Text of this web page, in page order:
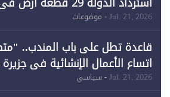
وقبول طعن الحكومة جزئيًا (1)
Jul. 21, 2026- موضوعات
قاعدة تطل على باب المندب..
اتساع الأعمال الإنشائية في
Jul. 21, 2026- سياسي